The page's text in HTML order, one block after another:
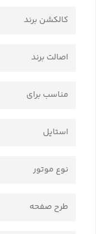
کالکشن برند
اصالت برند
مناسب برای
استایل
نوع موتور
طرح صفحه